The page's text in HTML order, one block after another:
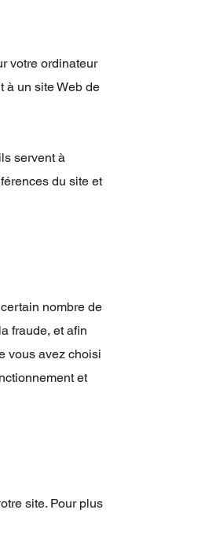
votre ordinateur
à un site Web de
servent à
du site et
nombre de
fraude, et afin
vous avez choisi
et
site. Pour plus